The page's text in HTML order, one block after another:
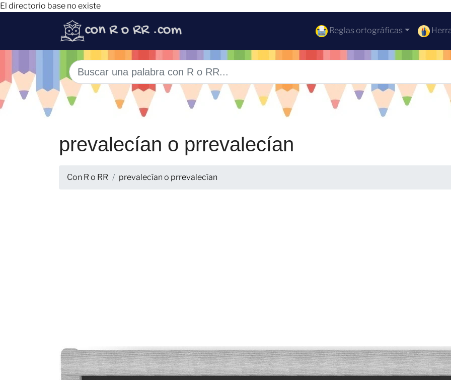
El directorio base no existe
Reglas ortográficas
prevalecían o prrevalecían
Con R o RR prevalecían o prrevalecían